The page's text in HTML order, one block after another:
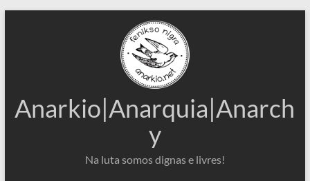
Anarkio|Anarquia|Anarch
y
Na luta somos dignas e livres!